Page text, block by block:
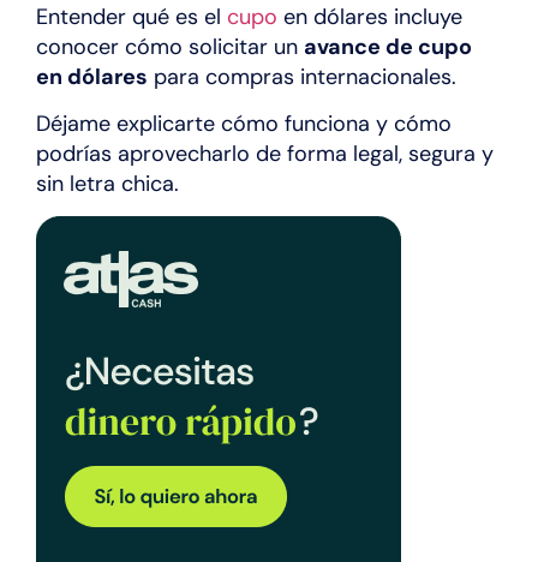
Entender qué es el cupo en dólares incluye
conocer cómo solicitar un avance de cupo
en dólares para compras internacionales.
Déjame explicarte cómo funciona y cómo
podrías aprovecharlo de forma legal, segura y
sin letra chica.